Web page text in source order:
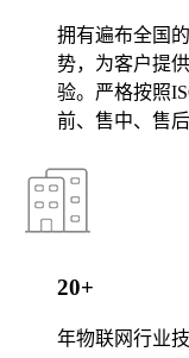
拥有遍布全国
势，为客户提
验。严格按照
前、售中、售
20+
年物联网行业